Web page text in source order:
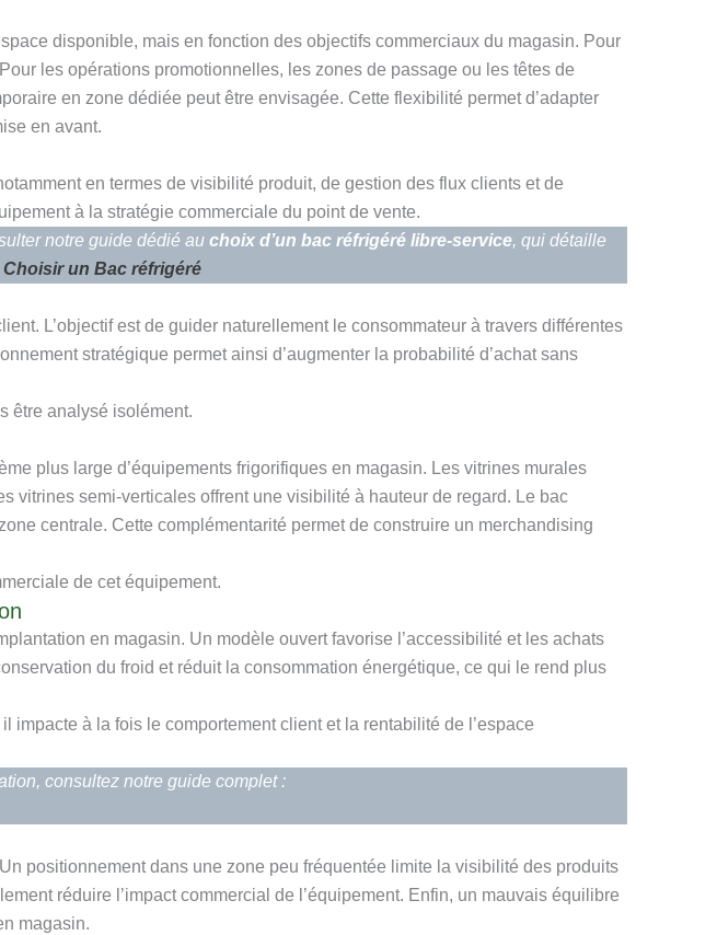
disponible, mais en fonction des objectifs commerciaux du magasin. Pour
les opérations promotionnelles, les zones de passage ou les têtes de
en zone dédiée peut être envisagée. Cette flexibilité permet d’adapter
en avant.
en termes de visibilité produit, de gestion des flux clients et de
à la stratégie commerciale du point de vente.
notre guide dédié au choix d’un bac réfrigéré libre-service, qui détaille
Choisir un Bac réfrigéré
L’objectif est de guider naturellement le consommateur à travers différentes
stratégique permet ainsi d’augmenter la probabilité d’achat sans
être analysé isolément.
plus large d’équipements frigorifiques en magasin. Les vitrines murales
vitrines semi-verticales offrent une visibilité à hauteur de regard. Le bac
centrale. Cette complémentarité permet de construire un merchandising
de cet équipement.
en magasin. Un modèle ouvert favorise l’accessibilité et les achats
du froid et réduit la consommation énergétique, ce qui le rend plus
impacte à la fois le comportement client et la rentabilité de l’espace
consultez notre guide complet :
positionnement dans une zone peu fréquentée limite la visibilité des produits
réduire l’impact commercial de l’équipement. Enfin, un mauvais équilibre
magasin.